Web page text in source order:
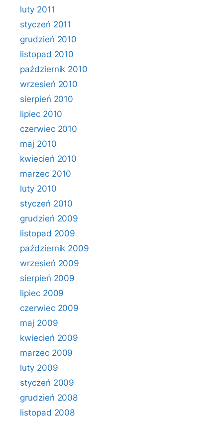
luty 2011
styczeń 2011
grudzień 2010
listopad 2010
październik 2010
wrzesień 2010
sierpień 2010
lipiec 2010
czerwiec 2010
maj 2010
kwiecień 2010
marzec 2010
luty 2010
styczeń 2010
grudzień 2009
listopad 2009
październik 2009
wrzesień 2009
sierpień 2009
lipiec 2009
czerwiec 2009
maj 2009
kwiecień 2009
marzec 2009
luty 2009
styczeń 2009
grudzień 2008
listopad 2008